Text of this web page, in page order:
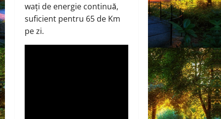
wați de energie continuă,
suficient pentru 65 de Km
pe zi.